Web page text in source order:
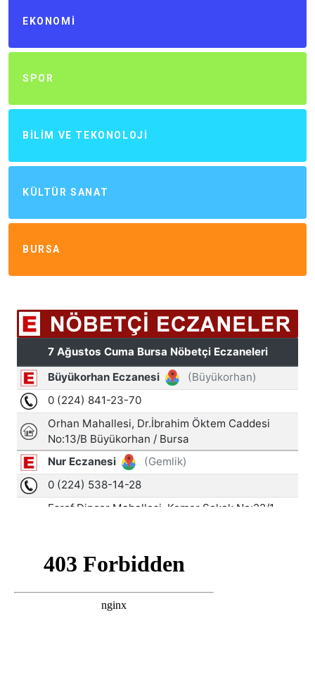
EKONOMI
SPOR
BILIM VE TEKONOLOJI
KÜLTÜR SANAT
BURSA